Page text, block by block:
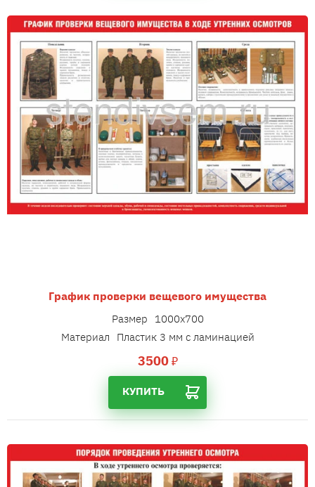
График проверки вещевого имущества
Размер 1000х700
Материал Пластик 3 мм с ламинацией
3500 ₽
КУПИТЬ